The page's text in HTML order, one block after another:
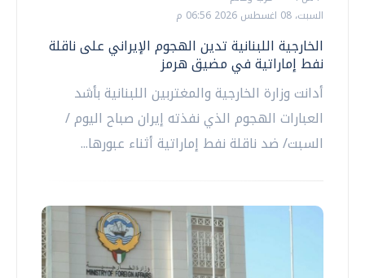
السبت، 08 اغسطس 2026 06:56 م
الخارجية اللبنانية تدين الهجوم الإيراني على ناقلة
نفط إماراتية في مضيق هرمز
أدانت وزارة الخارجية والمغتربين اللبنانية بأشد
العبارات الهجوم الذي نفذته إيران صباح اليوم /
السبت/ ضد ناقلة نفط إماراتية أثناء عبورها...